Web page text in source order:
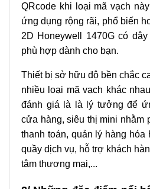
QRcode khi loại mã vạch
ứng dụng rộng rãi, phổ biến
2D Honeywell 1470G có
phù hợp dành cho bạn.
Thiết bị sở hữu độ bền chắc
nhiều loại mã vạch khác
đánh giá là là lý tưởng để
cửa hàng, siêu thị mini nhằm
thanh toán, quản lý hàng
quầy dịch vụ, hỗ trợ khách
tâm thương mại,...